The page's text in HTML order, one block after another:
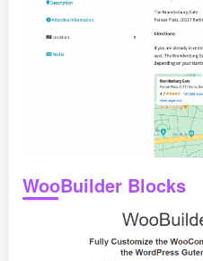
WooBuilder Blocks